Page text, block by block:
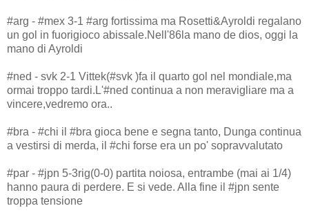
#arg - #mex 3-1 #arg fortissima ma Rosetti&Ayroldi regalano
un gol in fuorigioco abissale.Nell'86la mano de dios, oggi la
mano di Ayroldi
#ned - svk 2-1 Vittek(#svk )fa il quarto gol nel mondiale,ma
ormai troppo tardi.L'#ned continua a non meravigliare ma a
vincere,vedremo ora..
#bra - #chi il #bra gioca bene e segna tanto, Dunga continua
a vestirsi di merda, il #chi forse era un po' sopravvalutato
#par - #jpn 5-3rig(0-0) partita noiosa, entrambe (mai ai 1/4)
hanno paura di perdere. E si vede. Alla fine il #jpn sente
troppa tensione